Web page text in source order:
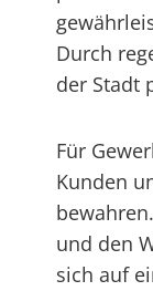
Durch
der Stadt
Für
Kunden
und den
sich auf